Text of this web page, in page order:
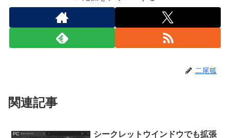
二尾狐
関連記事
PC
シークレットウインドウでも拡張